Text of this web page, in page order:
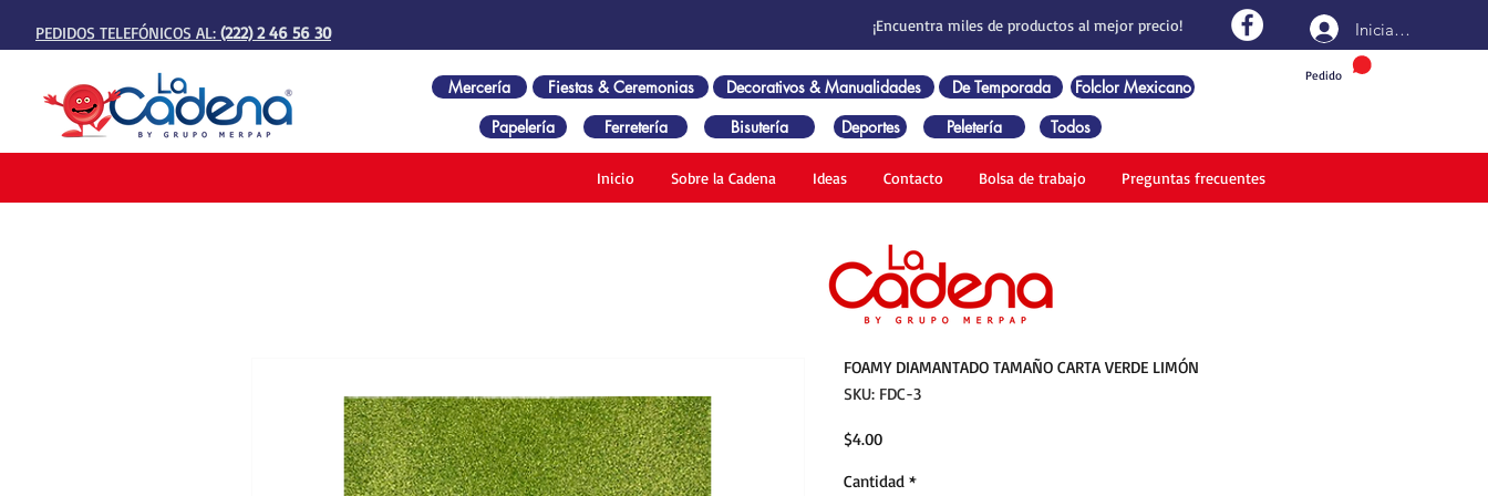
PEDIDOS TELEFÓNICOS AL: (222) 2 46 56 30 ¡Encuentra miles de productos al mejor precio!
Pedido
Iniciar sesión
Mercería Fiestas & Ceremonias Decorativos & Manualidades De Temporada
Folclor Mexicano
Papelería
Ferretería Bisutería Deportes Peletería Todos
Inicio Sobre la Cadena Ideas Contacto Bolsa de trabajo Preguntas frecuentes
FOAMY DIAMANTADO TAMAÑO CARTA VERDE LIMÓN
SKU: FDC-3
$4.00Precio
Cantidad *